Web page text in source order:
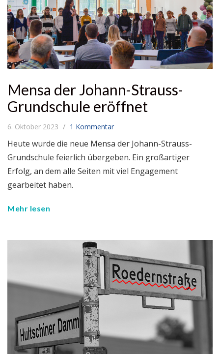
Mensa der Johann-Strauss-
Grundschule eröffnet
6. Oktober 2023 1 Kommentar
Heute wurde die neue Mensa der Johann-Strauss-
Grundschule feierlich übergeben. Ein großartiger
Erfolg, an dem alle Seiten mit viel Engagement
gearbeitet haben.
Mehr lesen